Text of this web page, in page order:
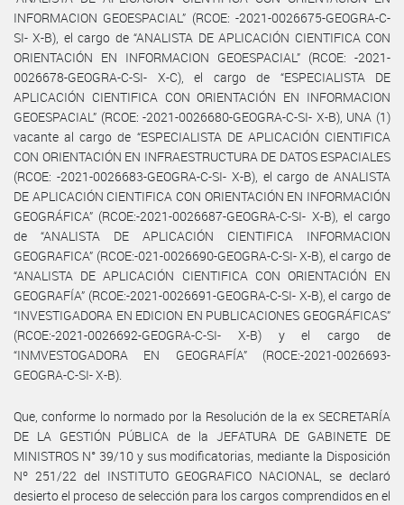
INFORMACION GEOESPACIAL” (RCOE: -2021-0026675-GEOGRA-C-
SI- X-B), el cargo de “ANALISTA DE APLICACIÓN CIENTIFICA CON
ORIENTACIÓN EN INFORMACION GEOESPACIAL” (RCOE: -2021-
0026678-GEOGRA-C-SI- X-C), el cargo de “ESPECIALISTA DE
APLICACIÓN CIENTIFICA CON ORIENTACIÓN EN INFORMACION
GEOESPACIAL” (RCOE: -2021-0026680-GEOGRA-C-SI- X-B), UNA (1)
vacante al cargo de “ESPECIALISTA DE APLICACIÓN CIENTIFICA
CON ORIENTACIÓN EN INFRAESTRUCTURA DE DATOS ESPACIALES
(RCOE: -2021-0026683-GEOGRA-C-SI- X-B), el cargo de ANALISTA
DE APLICACIÓN CIENTIFICA CON ORIENTACIÓN EN INFORMACIÓN
GEOGRÁFICA” (RCOE:-2021-0026687-GEOGRA-C-SI- X-B), el cargo
de “ANALISTA DE APLICACIÓN CIENTIFICA INFORMACION
GEOGRAFICA” (RCOE:-021-0026690-GEOGRA-C-SI- X-B), el cargo de
“ANALISTA DE APLICACIÓN CIENTIFICA CON ORIENTACIÓN EN
GEOGRAFÍA” (RCOE:-2021-0026691-GEOGRA-C-SI- X-B), el cargo de
“INVESTIGADORA EN EDICION EN PUBLICACIONES GEOGRÁFICAS”
(RCOE:-2021-0026692-GEOGRA-C-SI- X-B) y el cargo de
“INMVESTOGADORA EN GEOGRAFÍA” (ROCE:-2021-0026693-
GEOGRA-C-SI- X-B).
Que, conforme lo normado por la Resolución de la ex SECRETARÍA
DE LA GESTIÓN PÚBLICA de la JEFATURA DE GABINETE DE
MINISTROS N° 39/10 y sus modificatorias, mediante la Disposición
Nº 251/22 del INSTITUTO GEOGRAFICO NACIONAL, se declaró
desierto el proceso de selección para los cargos comprendidos en el